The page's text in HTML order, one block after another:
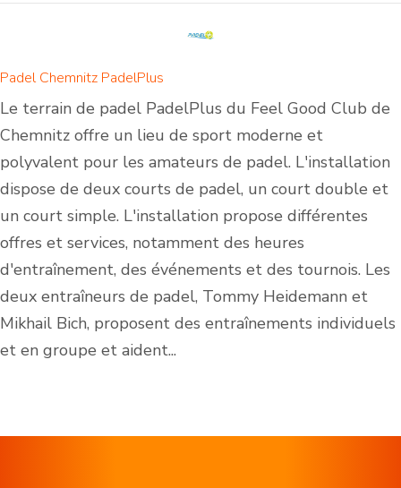
Padel Chemnitz PadelPlus
Le terrain de padel PadelPlus du Feel Good Club de
Chemnitz offre un lieu de sport moderne et
polyvalent pour les amateurs de padel. L'installation
dispose de deux courts de padel, un court double et
un court simple. L'installation propose différentes
offres et services, notamment des heures
d'entraînement, des événements et des tournois. Les
deux entraîneurs de padel, Tommy Heidemann et
Mikhail Bich, proposent des entraînements individuels
et en groupe et aident...